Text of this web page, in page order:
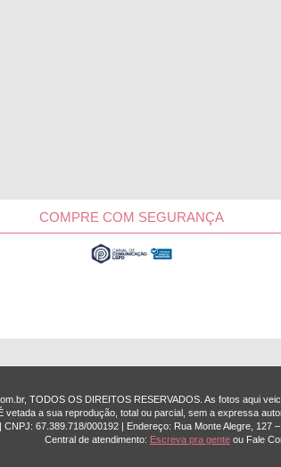
COMPRE COM SEGURANÇA
TODOS OS DIREITOS RESERVADOS. As fotos aqui
vetada a sua reprodução, total ou parcial, sem a expressa
CNPJ: 67.389.718/0001­92 | Endereço: Rua Monte Alegre, 127
Central de atendimento: Escreva pra gente ou Fale